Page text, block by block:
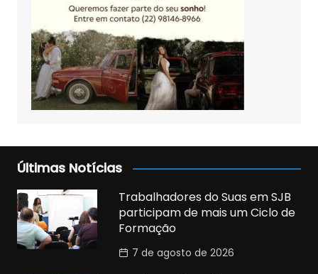
Últimas Notícias
Trabalhadores do Suas em SJB
participam de mais um Ciclo de
Formação
7 de agosto de 2026